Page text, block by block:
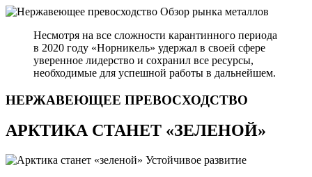
Обзор рынка металлов
Несмотря на все сложности карантинного периода
в 2020 году «Норникель» удержал в своей сфере
уверенное лидерство и сохранил все ресурсы,
необходимые для успешной работы в дальнейшем.
НЕРЖАВЕЮЩЕЕ ПРЕВОСХОДСТВО
АРКТИКА СТАНЕТ «ЗЕЛЕНОЙ»
Устойчивое развитие